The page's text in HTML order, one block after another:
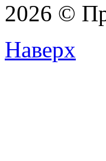
2026 ©
Наверх